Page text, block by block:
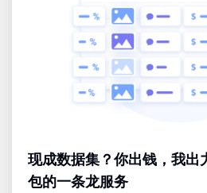
现成数据集？你出钱，我出
包的一条龙服务